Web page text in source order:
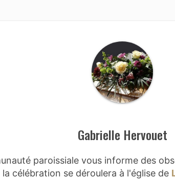
Gabrielle Hervouet
paroissiale vous informe des
célébration se déroulera à l'église de